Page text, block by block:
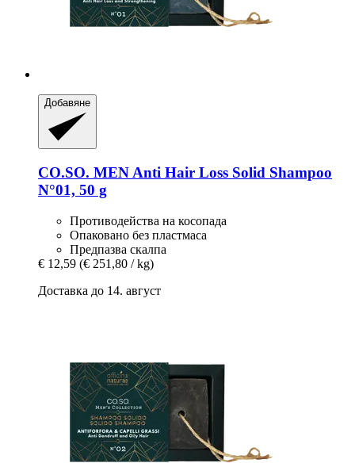
Добавяне
CO.SO. MEN Anti Hair Loss Solid Shampoo
N°01, 50 g
Противодейства на косопада
Опаковано без пластмаса
Предпазва скалпа
€ 12,59 (€ 251,80 / kg)
Доставка до 14. август